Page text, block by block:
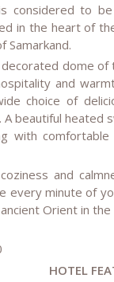
considered to
in the heart of
Samarkand.
dome of
and
choice of
A beautiful heated
with
and
every minute of
Orient in
HOTEL